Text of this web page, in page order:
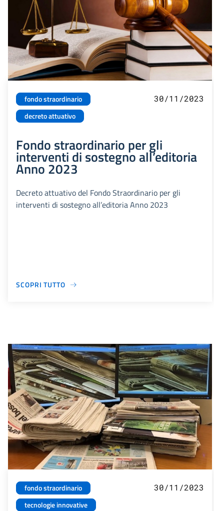
fondo straordinario
decreto attuativo
30/11/2023
Fondo straordinario per gli
interventi di sostegno all’editoria
Anno 2023
Decreto attuativo del Fondo Straordinario per gli
interventi di sostegno all’editoria Anno 2023
SCOPRI TUTTO
fondo straordinario
tecnologie innovative
30/11/2023